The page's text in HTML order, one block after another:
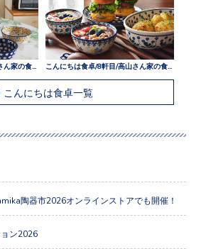
こんにちは食卓/9軒目/本橋さん家の食卓
こんにちは食卓一覧
陶器市2026オンラインストアでも開催！
ン2026